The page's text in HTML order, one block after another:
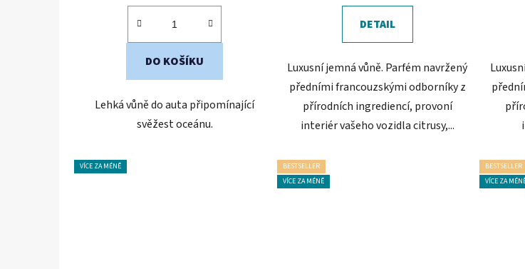
z
hvězdiček.
DO KOŠÍKU
Lehká vůně do auta připomínající
svěžest oceánu.
z
DETAIL
Luxusní jemná vůně. Parfém navržený
předními francouzskými odborníky z
přírodních ingrediencí, provoní
interiér vašeho vozidla citrusy,...
VÍCE ZA MÉNĚ
BESTSELLER
VÍCE ZA MÉNĚ
BESTSELLER
VÍCE ZA